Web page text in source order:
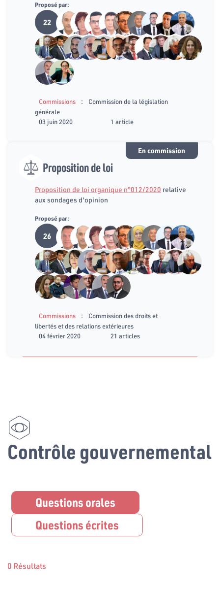
Proposé par:
22
Commissions :
Commission de la législation
générale
03 juin 2020
1 article
En commission
Proposition de loi
Proposition de loi organique n°012/2020 relative
aux sondages d'opinion
Proposé par:
26
Commissions :
Commission des droits et
libertés et des relations extérieures
04 février 2020
21 articles
Contrôle gouvernemental
Questions orales
Questions écrites
0 Résultats